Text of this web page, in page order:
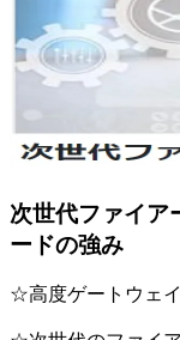
次世代ファイア
ードの強み
☆高度ゲートウェ